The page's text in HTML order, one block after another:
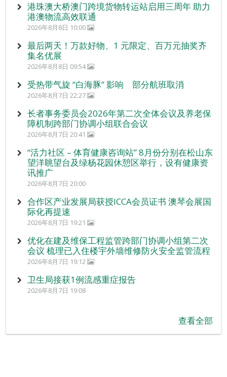
港珠澳大桥澳门跨境货物转运站启用三周年 助力
港澳物流高效联通
2026年8月8日 10:00
最后两天！万款好物、1 元限定、百万元抽奖齐
集名优展
2026年8月8日 09:54
受热带气旋 “白海豚” 影响 部分航班取消
2026年8月7日 22:27
长者事务委员会2026年第二次全体会议及养老保
障机制跨部门协调小组联合会议
2026年8月7日 20:41
“活力社区 – 体育健康咨询站” 8月份分别在松山东
望洋眺望台及绿杨花园休憩区举行，设有健康资
讯推广
2026年8月7日 20:00
合作区产业发展局获授ICCA会员证书 澳琴会展国
际化再提速
2026年8月7日 19:21
优化在建及维保工程监管跨部门协调小组第二次
会议 梳理已入住楼宇外墙维修防火安全监管流程
2026年8月7日 19:12
卫生局接获1例流感重症报告
2026年8月7日 19:08
查看全部